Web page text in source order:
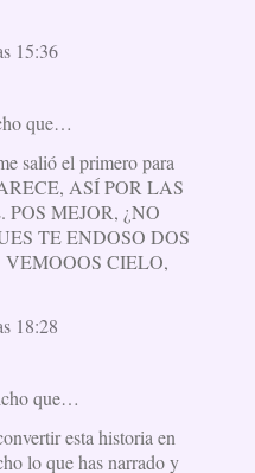
15:36
que…
salió el primero para
ASÍ POR LAS
POS MEJOR, ¿NO
TE ENDOSO DOS
CIELO,
18:28
que…
esta historia en
lo que has narrado y